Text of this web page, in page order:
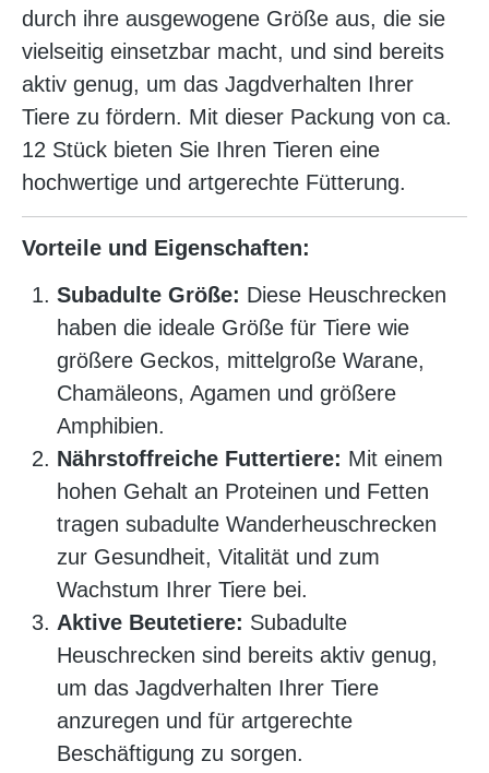
durch ihre ausgewogene Größe aus, die sie
vielseitig einsetzbar macht, und sind bereits
aktiv genug, um das Jagdverhalten Ihrer
Tiere zu fördern. Mit dieser Packung von ca.
12 Stück bieten Sie Ihren Tieren eine
hochwertige und artgerechte Fütterung.
Vorteile und Eigenschaften:
Subadulte Größe: Diese Heuschrecken
haben die ideale Größe für Tiere wie
größere Geckos, mittelgroße Warane,
Chamäleons, Agamen und größere
Amphibien.
Nährstoffreiche Futtertiere: Mit einem
hohen Gehalt an Proteinen und Fetten
tragen subadulte Wanderheuschrecken
zur Gesundheit, Vitalität und zum
Wachstum Ihrer Tiere bei.
Aktive Beutetiere: Subadulte
Heuschrecken sind bereits aktiv genug,
um das Jagdverhalten Ihrer Tiere
anzuregen und für artgerechte
Beschäftigung zu sorgen.